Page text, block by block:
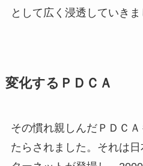
として広く浸透していきま
変化するＰＤＣＡ
その慣れ親しんだＰＤＣ
たらされました。それは